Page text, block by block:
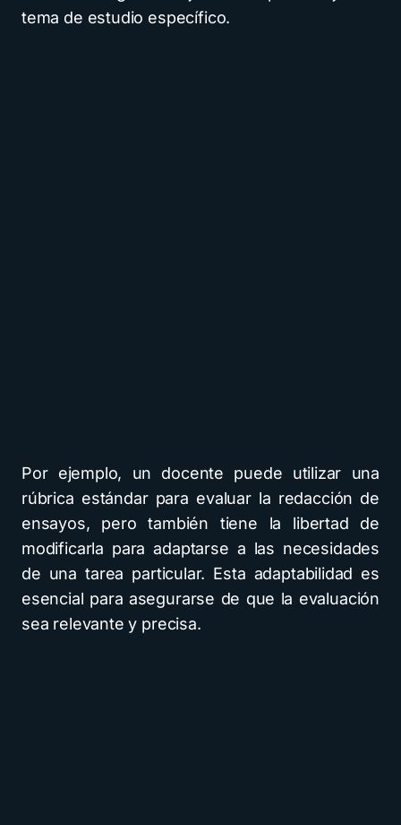
tema de estudio específico.
Por ejemplo, un docente puede utilizar una
rúbrica estándar para evaluar la redacción de
ensayos, pero también tiene la libertad de
modificarla para adaptarse a las necesidades
de una tarea particular. Esta adaptabilidad es
esencial para asegurarse de que la evaluación
sea relevante y precisa.